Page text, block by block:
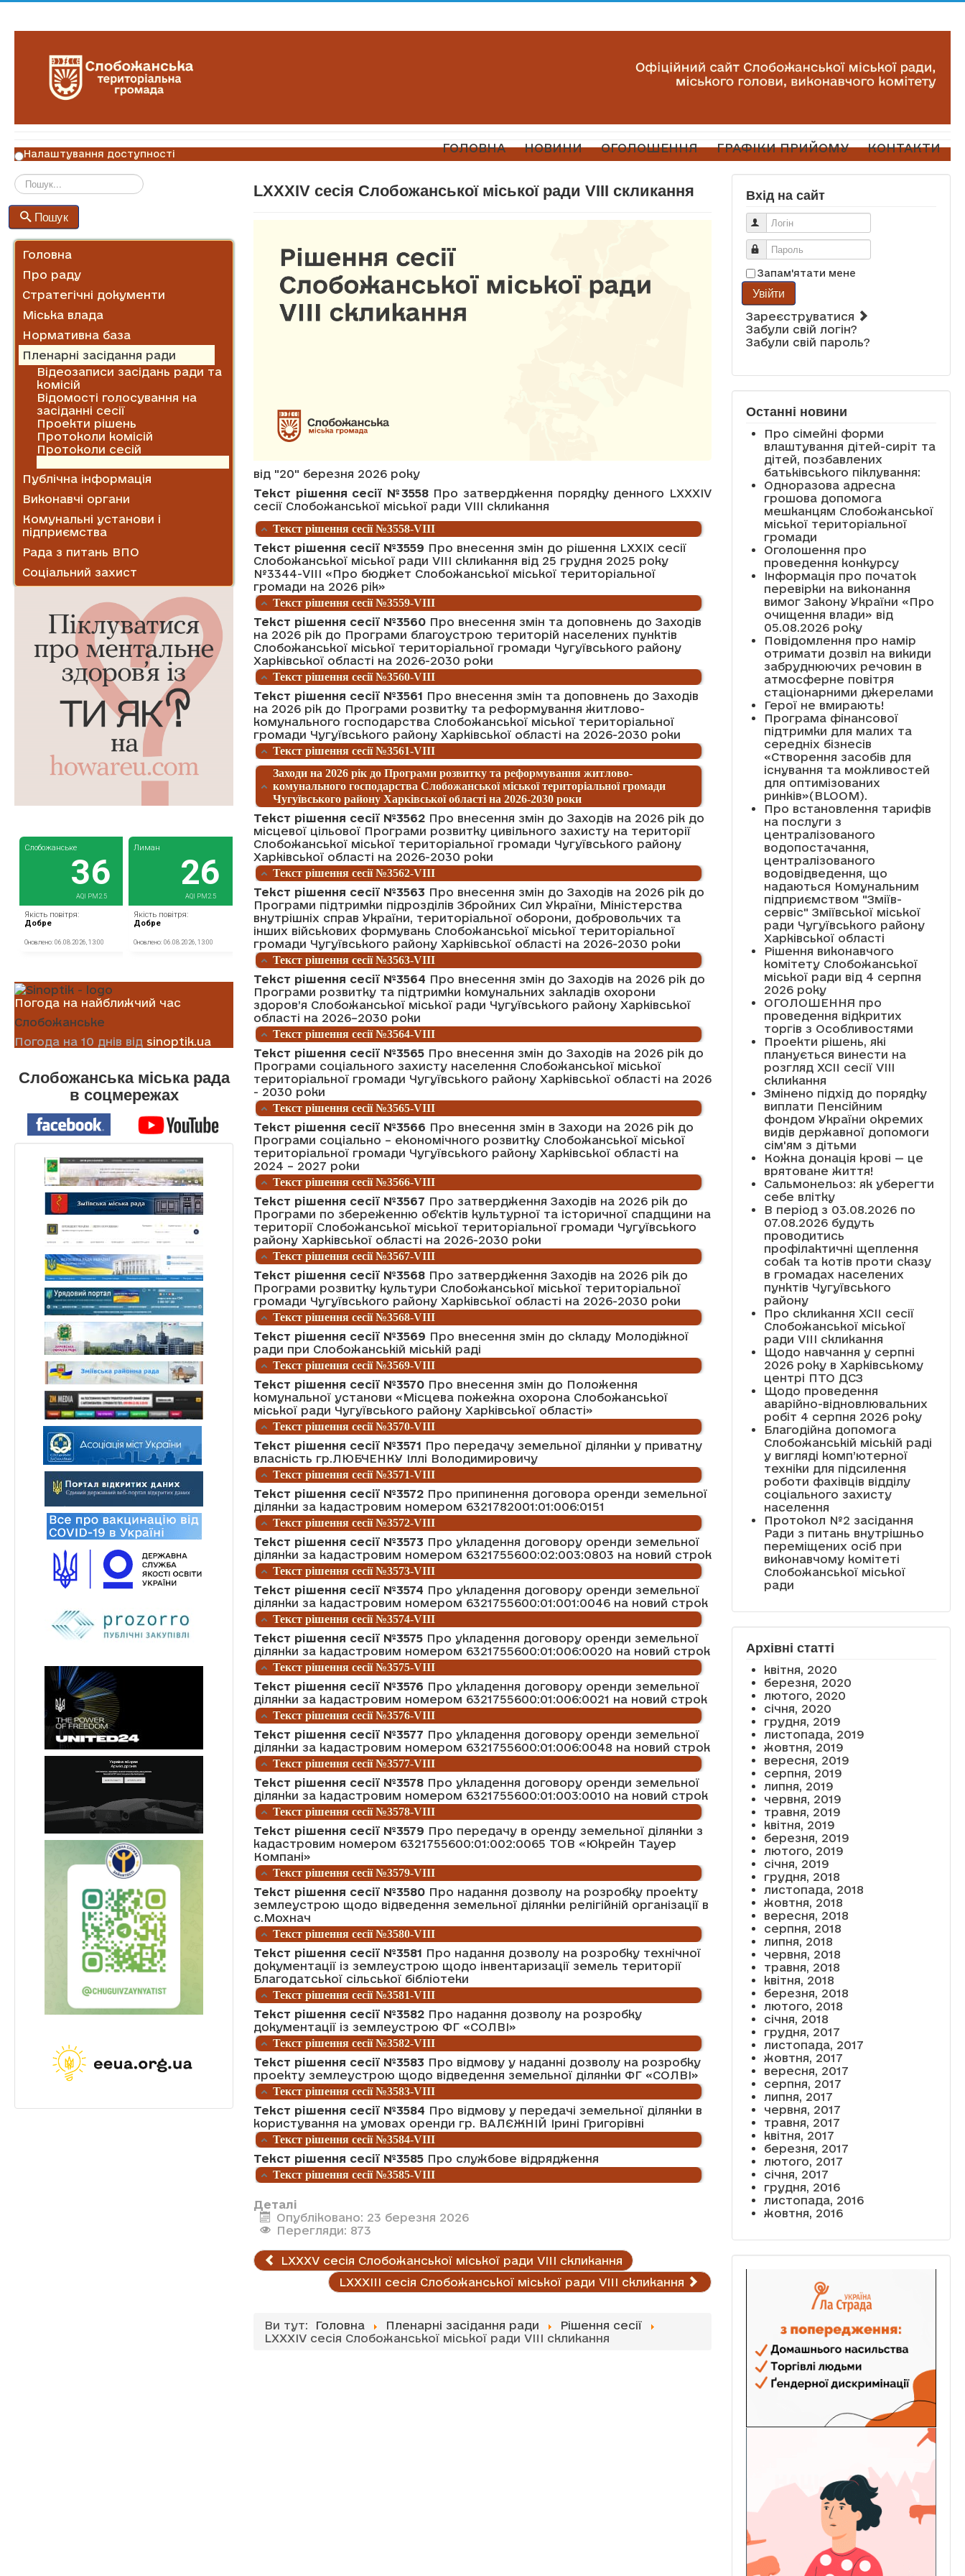
ГОЛОВНА НОВИНИ ОГОЛОШЕННЯ ГРАФІКИ ПРИЙОМУ КОНТАКТИ
Налаштування доступності
Пошук
Головна
Про раду
Стратегічні документи
Міська влада
Нормативна база
Пленарні засідання ради
Відеозаписи засідань ради та
комісій
Відомості голосування на
засіданні сесії
Проекти рішень
Протоколи комісій
Протоколи сесій
Публічна інформація
Виконавчі органи
Комунальні установи і
підприємства
Рада з питань ВПО
Соціальний захист
Погода на найближчий час
Слобожанське
Погода на 10 днів від sinoptik.ua
Слобожанська міська рада
в соцмережах
LXXXIV сесія Слобожанської міської ради VIII скликання
від "20" березня 2026 року
Текст рішення сесії №3558Про затвердження порядку денного LXXXIV
сесії Слобожанської міської ради VІІІ скликання
Текст рішення сесії №3558-VIII
Текст рішення сесії №3559 Про внесення змін до рішення LXXIX сесії
Слобожанської міської ради VIII скликання від 25 грудня 2025 року
№3344-VIII «Про бюджет Слобожанської міської територіальної
громади на 2026 рік»
Текст рішення сесії №3559-VIII
Текст рішення сесії №3560Про внесення змін та доповнень до Заходів
на 2026 рік до Програми благоустрою територій населених пунктів
Слобожанської міської територіальної громади Чугуївського району
Харківської області на 2026-2030 роки
Текст рішення сесії №3560-VIII
Текст рішення сесії №3561 Про внесення змін та доповнень до Заходів
на 2026 рік до Програми розвитку та реформування житлово-
комунального господарства Слобожанської міської територіальної
громади Чугуївського району Харківської області на 2026-2030 роки
Текст рішення сесії №3561-VIII
Заходи на 2026 рік до Програми розвитку та реформування житлово-
комунального господарства Слобожанської міської територіальної громади
Чугуївського району Харківської області на 2026-2030 роки
Текст рішення сесії №3562Про внесення змін до Заходів на 2026 рік до
місцевої цільової Програми розвитку цивільного захисту на території
Слобожанської міської територіальної громади Чугуївського району
Харківської області на 2026-2030 роки
Текст рішення сесії №3562-VIII
Текст рішення сесії №3563 Про внесення змін до Заходів на 2026 рік до
Програми підтримки підрозділів Збройних Сил України, Міністерства
внутрішніх справ України, територіальної оборони, добровольчих та
інших військових формувань Слобожанської міської територіальної
громади Чугуївського району Харківської області на 2026-2030 роки
Текст рішення сесії №3563-VIII
Текст рішення сесії №3564 Про внесення змін до Заходів на 2026 рік до
Програми розвитку та підтримки комунальних закладів охорони
здоров’я Слобожанської міської ради Чугуївського району Харківської
області на 2026–2030 роки
Текст рішення сесії №3564-VIII
Текст рішення сесії №3565Про внесення змін до Заходів на 2026 рік до
Програми соціального захисту населення Слобожанської міської
територіальної громади Чугуївського району Харківської області на 2026
- 2030 роки
Текст рішення сесії №3565-VIII
Текст рішення сесії №3566 Про внесення змін в Заходи на 2026 рік до
Програми соціально – економічного розвитку Слобожанської міської
територіальної громади Чугуївського району Харківської області на
2024 – 2027 роки
Текст рішення сесії №3566-VIII
Текст рішення сесії №3567 Про затвердження Заходів на 2026 рік до
Програми по збереженню об’єктів культурної та історичної спадщини на
території Слобожанської міської територіальної громади Чугуївського
району Харківської області на 2026-2030 роки
Текст рішення сесії №3567-VIII
Текст рішення сесії №3568Про затвердження Заходів на 2026 рік до
Програми розвитку культури Слобожанської міської територіальної
громади Чугуївського району Харківської області на 2026-2030 роки
Текст рішення сесії №3568-VIII
Текст рішення сесії №3569 Про внесення змін до складу Молодіжної
ради при Слобожанській міській раді
Текст рішення сесії №3569-VIII
Текст рішення сесії №3570Про внесення змін до Положення
комунальної установи «Місцева пожежна охорона Слобожанської
міської ради Чугуївського району Харківської області»
Текст рішення сесії №3570-VIII
Текст рішення сесії №3571 Про передачу земельної ділянки у приватну
власність гр.ЛЮБЧЕНКУ Іллі Володимировичу
Текст рішення сесії №3571-VIII
Текст рішення сесії №3572Про припинення договора оренди земельної
ділянки за кадастровим номером 6321782001:01:006:0151
Текст рішення сесії №3572-VIII
Текст рішення сесії №3573 Про укладення договору оренди земельної
ділянки за кадастровим номером 6321755600:02:003:0803 на новий строк
Текст рішення сесії №3573-VIII
Текст рішення сесії №3574 Про укладення договору оренди земельної
ділянки за кадастровим номером 6321755600:01:001:0046 на новий строк
Текст рішення сесії №3574-VIII
Текст рішення сесії №3575Про укладення договору оренди земельної
ділянки за кадастровим номером 6321755600:01:006:0020 на новий строк
Текст рішення сесії №3575-VIII
Текст рішення сесії №3576 Про укладення договору оренди земельної
ділянки за кадастровим номером 6321755600:01:006:0021 на новий строк
Текст рішення сесії №3576-VIII
Текст рішення сесії №3577 Про укладення договору оренди земельної
ділянки за кадастровим номером 6321755600:01:006:0048 на новий строк
Текст рішення сесії №3577-VIII
Текст рішення сесії №3578Про укладення договору оренди земельної
ділянки за кадастровим номером 6321755600:01:003:0010 на новий строк
Текст рішення сесії №3578-VIII
Текст рішення сесії №3579 Про передачу в оренду земельної ділянки з
кадастровим номером 6321755600:01:002:0065 ТОВ «Юкрейн Тауер
Компані»
Текст рішення сесії №3579-VIII
Текст рішення сесії №3580Про надання дозволу на розробку проекту
землеустрою щодо відведення земельної ділянки релігійній організації в
с.Мохнач
Текст рішення сесії №3580-VIII
Текст рішення сесії №3581 Про надання дозволу на розробку технічної
документації із землеустрою щодо інвентаризації земель території
Благодатської сільської бібліотеки
Текст рішення сесії №3581-VIII
Текст рішення сесії №3582Про надання дозволу на розробку
документації із землеустрою ФГ «СОЛВІ»
Текст рішення сесії №3582-VIII
Текст рішення сесії №3583 Про відмову у наданні дозволу на розробку
проекту землеустрою щодо відведення земельної ділянки ФГ «СОЛВІ»
Текст рішення сесії №3583-VIII
Текст рішення сесії №3584 Про відмову у передачі земельної ділянки в
користування на умовах оренди гр. ВАЛЄЖНІЙ Ірині Григорівні
Текст рішення сесії №3584-VIII
Текст рішення сесії №3585Про службове відрядження
Текст рішення сесії №3585-VIII
Деталі
Опубліковано: 23 березня 2026
Перегляди: 873
LXXXV сесія Слобожанської міської ради VIII скликання
LXXXIII сесія Слобожанської міської ради VIII скликання
Ви тут: Головна Пленарні засідання ради
Рішення сесії
LXXXIV сесія Слобожанської міської ради VIII скликання
Вхід на сайт
Логін
Пароль
Запам'ятати мене
Увійти
Зареєструватися
Забули свій логін?
Забули свій пароль?
Останні новини
Про сімейні форми
влаштування дітей-сиріт та
дітей, позбавлених
батьківського піклування:
Одноразова адресна
грошова допомога
мешканцям Слобожанської
міської територіальної
громади
Оголошення про
проведення конкурсу
Інформація про початок
перевірки на виконання
вимог Закону України «Про
очищення влади» від
05.08.2026 року
Повідомлення про намір
отримати дозвіл на викиди
забруднюючих речовин в
атмосферне повітря
стаціонарними джерелами
Герої не вмирають!
Програма фінансової
підтримки для малих та
середніх бізнесів
«Створення засобів для
існування та можливостей
для оптимізованих
ринків»(BLOOM).
Про встановлення тарифів
на послуги з
централізованого
водопостачання,
централізованого
водовідведення, що
надаються Комунальним
підприємством "Зміїв-
сервіс" Зміївської міської
ради Чугуївського району
Харківської області
Рішення виконавчого
комітету Слобожанської
міської ради від 4 серпня
2026 року
ОГОЛОШЕННЯ про
проведення відкритих
торгів з Особливостями
Проекти рішень, які
планується винести на
розгляд XCII сесії VІІІ
скликання
Змінено підхід до порядку
виплати Пенсійним
фондом України окремих
видів державної допомоги
сім'ям з дітьми
Кожна донація крові — це
врятоване життя!
Сальмонельоз: як уберегти
себе влітку
В період з 03.08.2026 по
07.08.2026 будуть
проводитись
профілактичні щеплення
собак та котів проти сказу
в громадах населених
пунктів Чугуївського
району
Про скликання XCII сесії
Слобожанської міської
ради VIII скликання
Щодо навчання у серпні
2026 року в Харківському
центрі ПТО ДСЗ
Щодо проведення
аварійно-відновлювальних
робіт 4 серпня 2026 року
Благодійна допомога
Слобожанській міській раді
у вигляді комп’ютерної
техніки для підсилення
роботи фахівців відділу
соціального захисту
населення
Протокол №2 засідання
Ради з питань внутрішньо
переміщених осіб при
виконавчому комітеті
Слобожанської міської
ради
Архівні статті
квітня, 2020
березня, 2020
лютого, 2020
січня, 2020
грудня, 2019
листопада, 2019
жовтня, 2019
вересня, 2019
серпня, 2019
липня, 2019
червня, 2019
травня, 2019
квітня, 2019
березня, 2019
лютого, 2019
січня, 2019
грудня, 2018
листопада, 2018
жовтня, 2018
вересня, 2018
серпня, 2018
липня, 2018
червня, 2018
травня, 2018
квітня, 2018
березня, 2018
лютого, 2018
січня, 2018
грудня, 2017
листопада, 2017
жовтня, 2017
вересня, 2017
серпня, 2017
липня, 2017
червня, 2017
травня, 2017
квітня, 2017
березня, 2017
лютого, 2017
січня, 2017
грудня, 2016
листопада, 2016
жовтня, 2016